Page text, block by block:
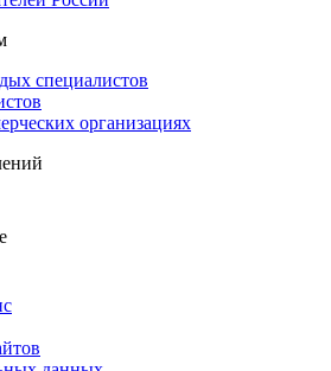
специалистов
организациях